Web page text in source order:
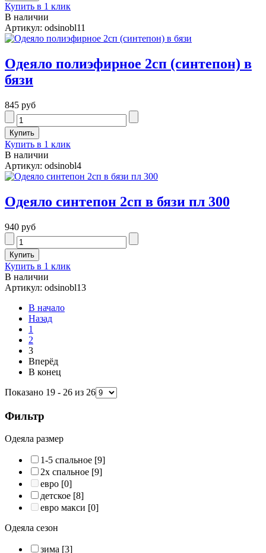
Купить в 1 клик
В наличии
Артикул: odsinobl11
Одеяло полиэфирное 2сп (синтепон) в
бязи
845 руб
Купить в 1 клик
В наличии
Артикул: odsinobl4
Одеяло синтепон 2сп в бязи пл 300
940 руб
Купить в 1 клик
В наличии
Артикул: odsinobl13
В начало
Назад
1
2
3
Вперёд
В конец
Показано 19 - 26 из 26
Фильтр
Одеяла размер
1-5 спальное [9]
2х спальное [9]
евро [0]
детское [8]
евро макси [0]
Одеяла сезон
зима [3]